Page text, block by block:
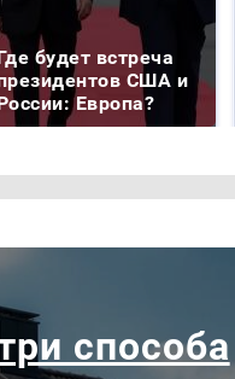
будет встреча
США и
Европа?
способа